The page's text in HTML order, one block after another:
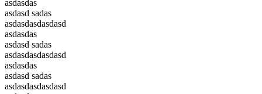
asdasdas
asdasd sadas
asdasdasdasdasd
asdasdas
asdasd sadas
asdasdasdasdasd
asdasdas
asdasd sadas
asdasdasdasdasd